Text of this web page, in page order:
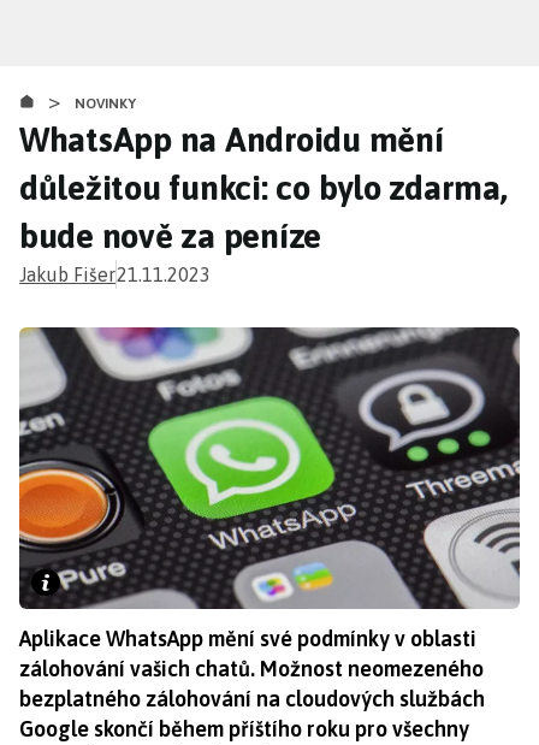
obsahu
> NOVINKY
WhatsApp na Androidu mění
důležitou funkci: co bylo zdarma,
bude nově za peníze
Jakub Fišer21.11.2023
Aplikace WhatsApp mění své podmínky v oblasti
zálohování vašich chatů. Možnost neomezeného
bezplatného zálohování na cloudových službách
Google skončí během příštího roku pro všechny